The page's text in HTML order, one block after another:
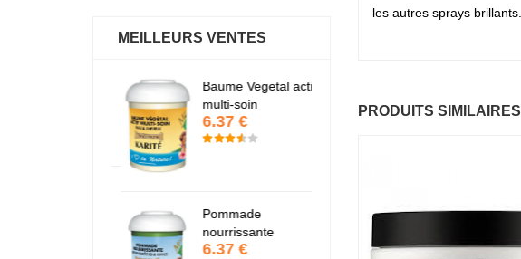
les autres sprays brillants.
PRODUITS SIMILAIRES
MEILLEURS VENTES
Baume Vegetal actif
multi-soin
6.37 €
Pommade
nourrissante
6.37 €
6.37 €
7.67 €